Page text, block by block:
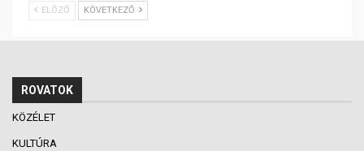
ELŐZŐ KÖVETKEZŐ
ROVATOK
KÖZÉLET
KULTÚRA